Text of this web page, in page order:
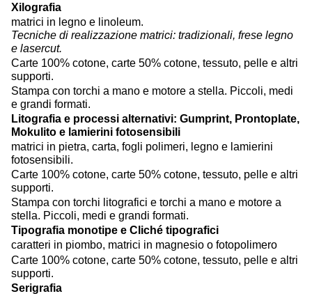
Xilografia
matrici in legno e linoleum.
Tecniche di realizzazione matrici: tradizionali, frese legno
e lasercut.
Carte 100% cotone, carte 50% cotone, tessuto, pelle e altri
supporti.
Stampa con torchi a mano e motore a stella. Piccoli, medi
e grandi formati.
Litografia e processi alternativi: Gumprint, Prontoplate,
Mokulito e lamierini fotosensibili
matrici in pietra, carta, fogli polimeri, legno e lamierini
fotosensibili.
Carte 100% cotone, carte 50% cotone, tessuto, pelle e altri
supporti.
Stampa con torchi litografici e torchi a mano e motore a
stella. Piccoli, medi e grandi formati.
Tipografia monotipe e Cliché tipografici
caratteri in piombo, matrici in magnesio o fotopolimero
Carte 100% cotone, carte 50% cotone, tessuto, pelle e altri
supporti.
Serigrafia